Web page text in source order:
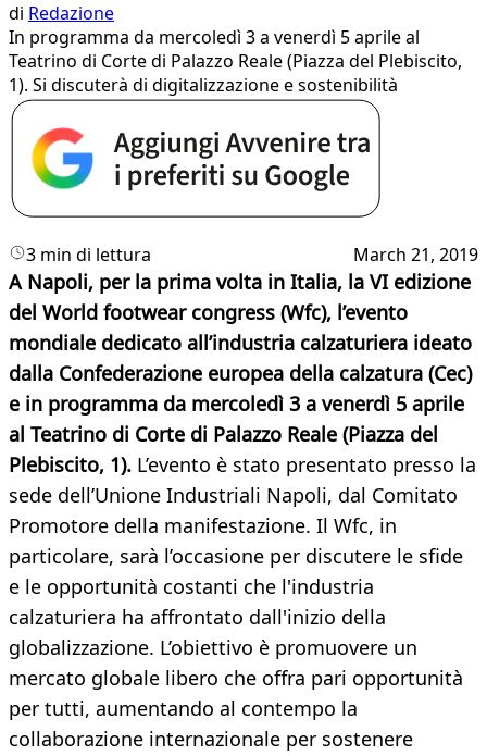
di Redazione
In programma da mercoledì 3 a venerdì 5 aprile al
Teatrino di Corte di Palazzo Reale (Piazza del Plebiscito,
1). Si discuterà di digitalizzazione e sostenibilità
3 min di lettura March 21, 2019
A Napoli, per la prima volta in Italia, la VI edizione
del World footwear congress (Wfc), l’evento
mondiale dedicato all’industria calzaturiera ideato
dalla Confederazione europea della calzatura (Cec)
e in programma da mercoledì 3 a venerdì 5 aprile
al Teatrino di Corte di Palazzo Reale (Piazza del
Plebiscito, 1). L’evento è stato presentato presso la
sede dell’Unione Industriali Napoli, dal Comitato
Promotore della manifestazione. Il Wfc, in
particolare, sarà l’occasione per discutere le sfide
e le opportunità costanti che l'industria
calzaturiera ha affrontato dall'inizio della
globalizzazione. L’obiettivo è promuovere un
mercato globale libero che offra pari opportunità
per tutti, aumentando al contempo la
collaborazione internazionale per sostenere